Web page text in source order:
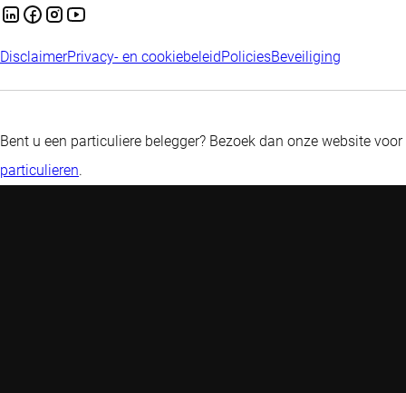
DisclaimerPrivacy- en cookiebeleid PoliciesBeveiliging
Bent u een particuliere belegger? Bezoek dan onze website voor
particulieren.